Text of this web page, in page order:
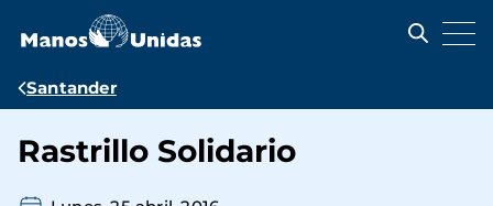
contenido
Ruta
navegación
Santander
Rastrillo Solidario